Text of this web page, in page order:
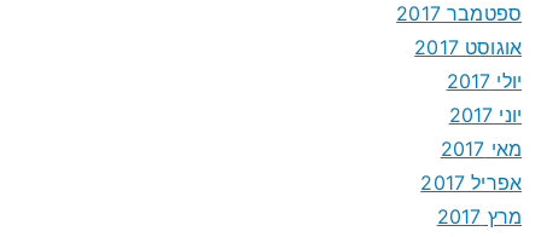
ספטמבר 2017
אוגוסט 2017
יולי 2017
יוני 2017
מאי 2017
אפריל 2017
מרץ 2017